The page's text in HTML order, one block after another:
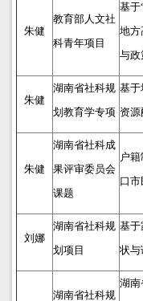
朱健
教育部人文社
科青年项目
基于
地方
与政
朱健
湖南省社科规
划教育学专项
基于
资
朱健
湖南省社科成
果评审委员会
课题
户
口
刘娜
湖南省社科规
划项目
基于
状与
湖南省社科规
湖南